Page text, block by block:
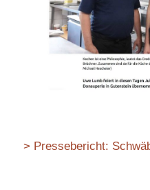
> Pressebericht: